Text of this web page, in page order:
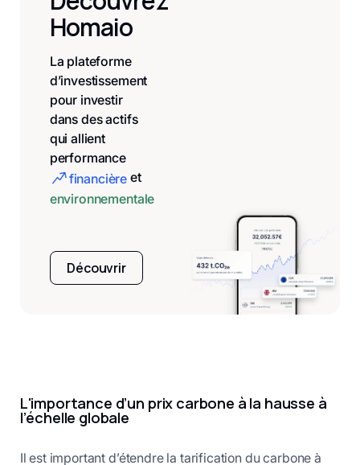
Homaio
La plateforme
d’investissement
pour investir
dans des actifs
qui allient
performance
financière et
environnementale
Découvrir
L'importance d’un prix carbone à la hausse à
l’échelle globale
Il est important d’étendre la tarification du carbone à